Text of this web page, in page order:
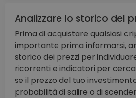
Analizzare lo storico del
Prima di acquistare qualsiasi
importante prima informarsi,
storico dei prezzi per
ricorrenti e indicatori per
se il prezzo del tuo
probabilità di salire o di